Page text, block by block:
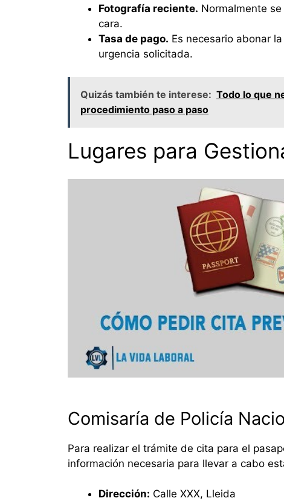
Fotografía reciente. Normalmente
cara.
Tasa de pago. Es necesario abonar
urgencia solicitada.
Quizás también te interese: Todo lo que
procedimiento paso a paso
Lugares para
Comisaría de Policía
Para realizar el trámite de cita para el
información necesaria para llevar a cabo
Dirección: Calle XXX, Lleida